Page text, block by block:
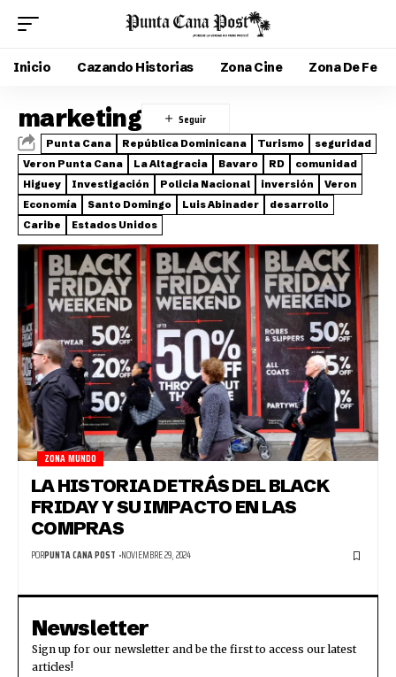
Inicio Cazando Historias Zona Cine Zona De Fe
marketing
Punta Cana República Dominicana Turismo
seguridad
Veron Punta Cana
La Altagracia Bavaro RD
comunidad
Higuey
Investigación Policia Nacional inversión
Veron
Economía
Santo Domingo Luis Abinader
desarrollo
Caribe
Estados Unidos
ZONA MUNDO
LA HISTORIA DETRÁS DEL BLACK
FRIDAY Y SU IMPACTO EN LAS
COMPRAS
PORPUNTA CANA POST NOVIEMBRE 29, 2024
Newsletter
Sign up for our newsletter and be the first to access our latest
articles!